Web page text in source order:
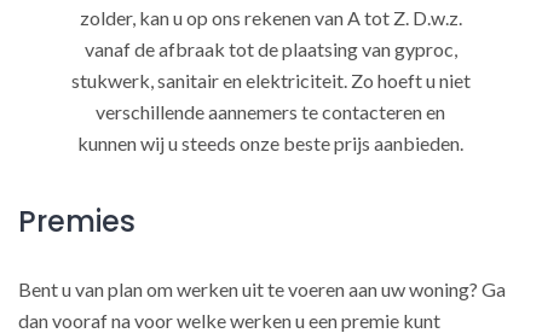
zolder, kan u op ons rekenen van A tot Z. D.w.z.
vanaf de afbraak tot de plaatsing van gyproc,
stukwerk, sanitair en elektriciteit. Zo hoeft u niet
verschillende aannemers te contacteren en
kunnen wij u steeds onze beste prijs aanbieden.
Premies
Bent u van plan om werken uit te voeren aan uw woning? Ga
dan vooraf na voor welke werken u een premie kunt